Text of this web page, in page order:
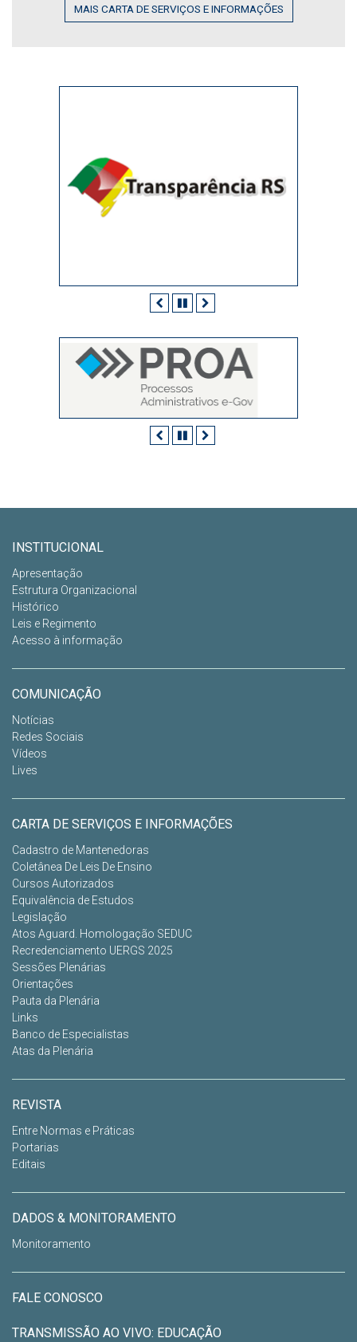
MAIS CARTA DE SERVIÇOS E INFORMAÇÕES
AnteriorPausar
AnteriorPausar
INSTITUCIONAL
Apresentação
Estrutura Organizacional
Histórico
Leis e Regimento
Acesso à informação
COMUNICAÇÃO
Notícias
Redes Sociais
Vídeos
Lives
CARTA DE SERVIÇOS E INFORMAÇÕES
Cadastro de Mantenedoras
Coletânea De Leis De Ensino
Cursos Autorizados
Equivalência de Estudos
Legislação
Atos Aguard. Homologação SEDUC
Recredenciamento UERGS 2025
Sessões Plenárias
Orientações
Pauta da Plenária
Links
Banco de Especialistas
Atas da Plenária
REVISTA
Entre Normas e Práticas
Portarias
Editais
DADOS & MONITORAMENTO
Monitoramento
FALE CONOSCO
TRANSMISSÃO AO VIVO: EDUCAÇÃO